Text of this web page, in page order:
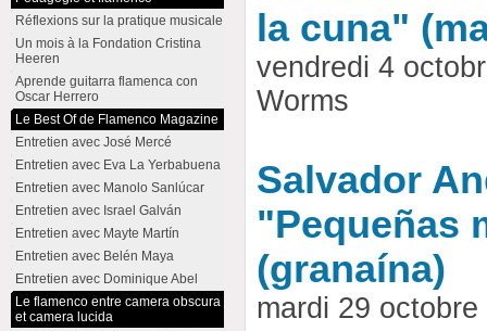
la cuna"
vendredi 4
Worms
Salvador
"Pequeñas
(granaína)
mardi 29
Réflexions sur la pratique musicale
Un mois à la Fondation Cristina
Heeren
Aprende guitarra flamenca con
Oscar Herrero
Le Best Of de Flamenco Magazine
Entretien avec José Mercé
Entretien avec Eva La Yerbabuena
Entretien avec Manolo Sanlúcar
Entretien avec Israel Galván
Entretien avec Mayte Martín
Entretien avec Belén Maya
Entretien avec Dominique Abel
Le flamenco entre camera obscura
et camera lucida